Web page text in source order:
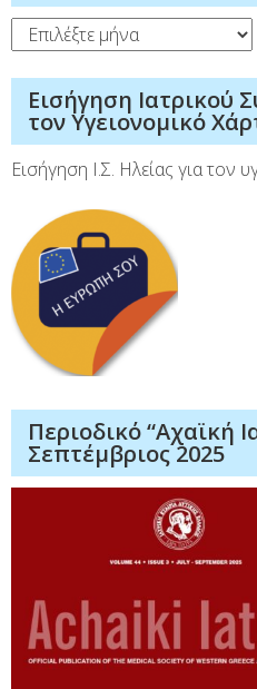
Ιστορικό
Εισήγηση Ιατρικού
τον Υγειονομικό
Εισήγηση Ι.Σ. Ηλείας για τον
Περιοδικό “Αχαϊκή
Σεπτέμβριος 2025